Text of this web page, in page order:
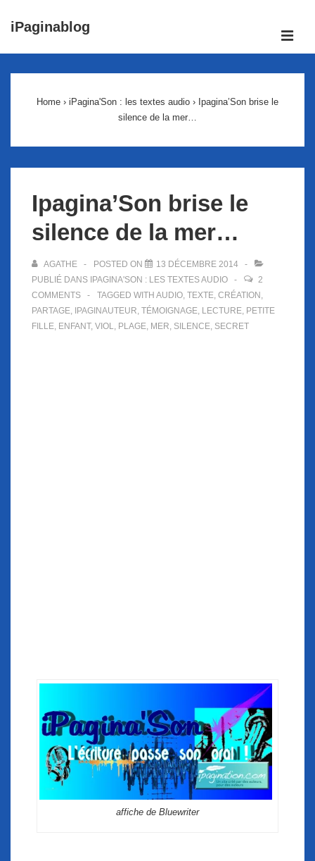
passer
iPaginablog
Home › iPagina'Son : les textes audio › Ipagina’Son brise le
silence de la mer…
Ipagina’Son brise le
silence de la mer…
AGATHE POSTED ON
13 DÉCEMBRE 2014
PUBLIÉ DANS IPAGINA'SON : LES TEXTES AUDIO
2
COMMENTS
TAGGED WITH AUDIO, TEXTE, CRÉATION ,
PARTAGE, IPAGINAUTEUR, TÉMOIGNAGE, LECTURE, PETITE
FILLE, ENFANT, VIOL, PLAGE, MER, SILENCE, SECRET
affiche de Bluewriter